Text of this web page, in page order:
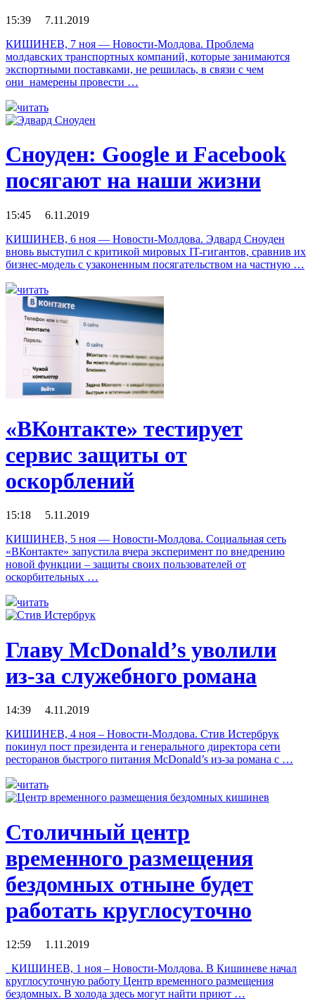
15:39 7.11.2019
КИШИНЕВ, 7 ноя — Новости-Молдова. Проблема
молдавских транспортных компаний, которые занимаются
экспортными поставками, не решилась, в связи с чем
они намерены провести …
читать
Сноуден: Google и Facebook
посягают на наши жизни
15:45 6.11.2019
КИШИНЕВ, 6 ноя — Новости-Молдова. Эдвард Сноуден
вновь выступил с критикой мировых IT-гигантов, сравнив их
бизнес-модель с узаконенным посягательством на частную …
читать
«ВКонтакте» тестирует
сервис защиты от
оскорблений
15:18 5.11.2019
КИШИНЕВ, 5 ноя — Новости-Молдова. Социальная сеть
«ВКонтакте» запустила вчера эксперимент по внедрению
новой функции – защиты своих пользователей от
оскорбительных …
читать
Главу McDonald’s уволили
из-за служебного романа
14:39 4.11.2019
КИШИНЕВ, 4 ноя – Новости-Молдова. Стив Истербрук
покинул пост президента и генерального директора сети
ресторанов быстрого питания McDonald’s из-за романа с …
читать
Столичный центр
временного размещения
бездомных отныне будет
работать круглосуточно
12:59 1.11.2019
КИШИНЕВ, 1 ноя – Новости-Молдова. В Кишиневе начал
круглосуточную работу Центр временного размещения
бездомных. В холода здесь могут найти приют …